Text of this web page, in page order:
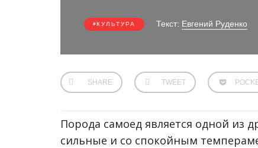
КУЛЬТУРА Текст: Евгений Руденко
SHARE TWEET
Порода самоед является одной из
сильные и со спокойным